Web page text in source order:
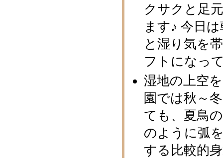
クサクと足
ます♪ 今日
と湿り気を
フトになっ
湿地の上空を
園では秋～
ても、夏鳥
のように弧
する比較的